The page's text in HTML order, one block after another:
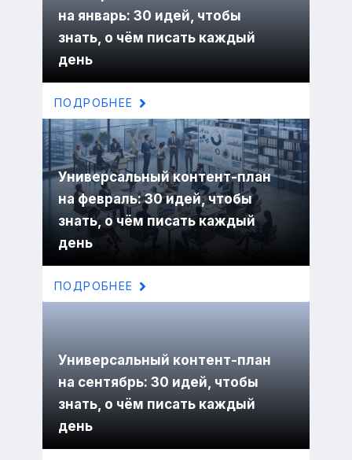
на январь: 30 идей, чтобы
знать, о чём писать каждый
день
ПОДРОБНЕЕ
Универсальный контент-план
на февраль: 30 идей, чтобы
знать, о чём писать каждый
день
ПОДРОБНЕЕ
Универсальный контент-план
на сентябрь: 30 идей, чтобы
знать, о чём писать каждый
день